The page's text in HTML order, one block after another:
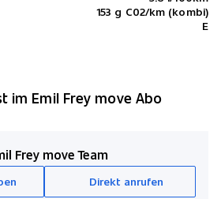
153 g C02/km (kombi)
E
im Emil Frey move Abo
Frey move Team
Direkt anrufen